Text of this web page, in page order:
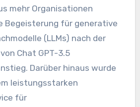
mehr Organisationen
Begeisterung für generative
(LLMs) nach der
Chat GPT-3.5
Darüber hinaus wurde
leistungsstarken
für